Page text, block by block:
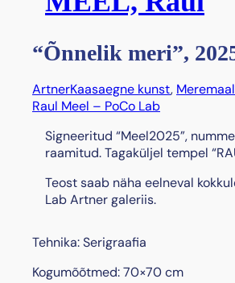
“Õnnelik meri”,
ArtnerKaasaegne kunst,
Raul Meel – PoCo Lab
Signeeritud “Meel2025”,
raamitud. Tagaküljel tempel
Teost saab näha eelneval
Lab Artner galeriis.
Tehnika: Serigraafia
Kogumõõtmed: 70×70 cm